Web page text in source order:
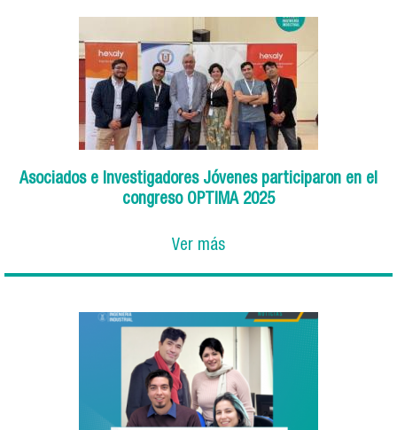
Asociados e Investigadores Jóvenes participaron en el
congreso OPTIMA 2025
Ver más